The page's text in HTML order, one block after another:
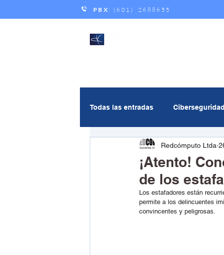
PBX : (601) 2688655
Todas las entradas Ciberseguridad
Gestión de servicios
Multicloud Inteligencia
¡Atento!
de los
Redcómputo Ltda
Los estafadores están
permite a los delincuentes
convincentes y peligrosas.